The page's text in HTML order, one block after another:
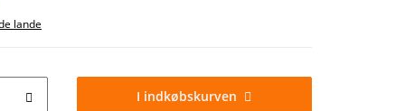
lande
I indkøbskurven